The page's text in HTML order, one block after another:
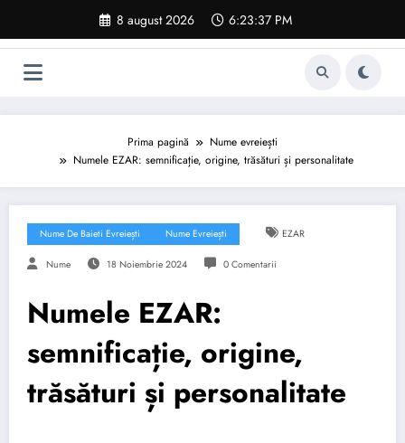
conținut
8 august 2026 6:23:38 PM
Prima pagină
Nume evreiești
Numele EZAR: semnificație, origine, trăsături și personalitate
Nume De Baieti Evreiești Nume Evreiești EZAR
Nume 18 Noiembrie 2024 0 Comentarii
Numele EZAR:
semnificație, origine,
trăsături și personalitate